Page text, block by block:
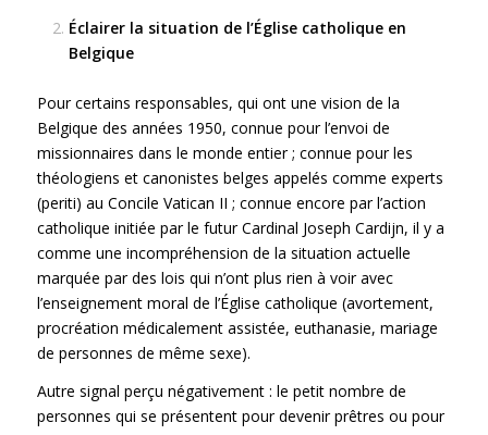
Éclairer la situation de l’Église catholique en
Belgique
Pour certains responsables, qui ont une vision de la
Belgique des années 1950, connue pour l’envoi de
missionnaires dans le monde entier ; connue pour les
théologiens et canonistes belges appelés comme experts
(periti) au Concile Vatican II ; connue encore par l’action
catholique initiée par le futur Cardinal Joseph Cardijn, il y a
comme une incompréhension de la situation actuelle
marquée par des lois qui n’ont plus rien à voir avec
l’enseignement moral de l’Église catholique (avortement,
procréation médicalement assistée, euthanasie, mariage
de personnes de même sexe).
Autre signal perçu négativement : le petit nombre de
personnes qui se présentent pour devenir prêtres ou pour